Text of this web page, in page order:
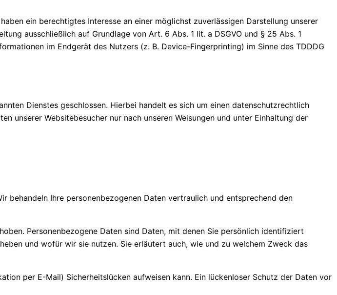
ein berechtigtes Interesse an einer möglichst zuverlässigen Darstellung unserer
ausschließlich auf Grundlage von Art. 6 Abs. 1 lit. a DSGVO und § 25 Abs. 1
im Endgerät des Nutzers (z. B. Device-Fingerprinting) im Sinne des TDDDG
Dienstes geschlossen. Hierbei handelt es sich um einen datenschutzrechtlich
unserer Websitebesucher nur nach unseren Weisungen und unter Einhaltung der
behandeln Ihre personenbezogenen Daten vertraulich und entsprechend den
Personenbezogene Daten sind Daten, mit denen Sie persönlich identifiziert
und wofür wir sie nutzen. Sie erläutert auch, wie und zu welchem Zweck das
per E-Mail) Sicherheitslücken aufweisen kann. Ein lückenloser Schutz der Daten vor